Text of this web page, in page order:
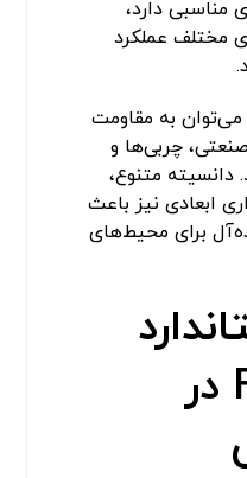
مناسبی دارد،
مختلف عملکرد
به مقاومت
صنعتی، چربی‌ها و
متنوع،
ابعادی نیز باعث
برای محیط‌های
Food Grade در